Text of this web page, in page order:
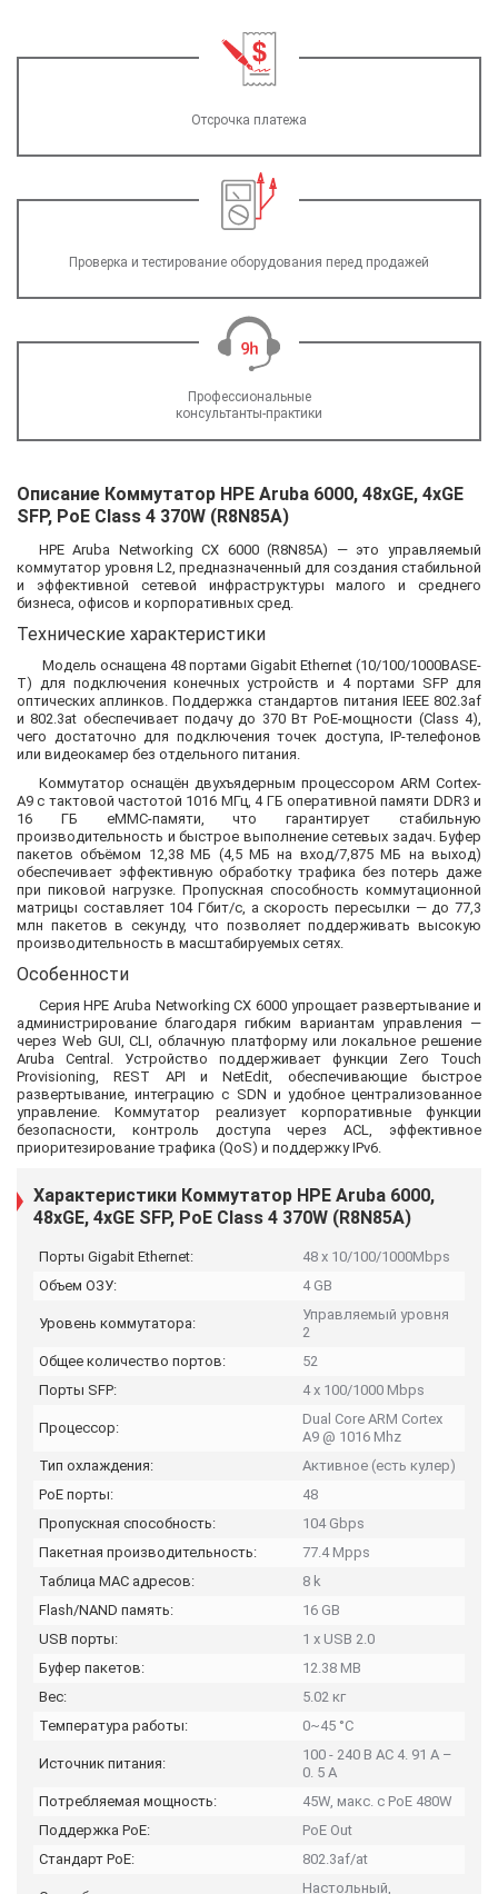
Отсрочка платежа
Проверка и тестирование оборудования перед продажей
Профессиональные
консультанты-практики
Описание Коммутатор HPE Aruba 6000, 48xGE, 4xGE
SFP, PoE Class 4 370W (R8N85A)
HPE Aruba Networking CX 6000 (R8N85A) — это управляемый
коммутатор уровня L2, предназначенный для создания стабильной
и эффективной сетевой инфраструктуры малого и среднего
бизнеса, офисов и корпоративных сред.
Технические характеристики
Модель оснащена 48 портами Gigabit Ethernet (10/100/1000BASE-
T) для подключения конечных устройств и 4 портами SFP для
оптических аплинков. Поддержка стандартов питания IEEE 802.3af
и 802.3at обеспечивает подачу до 370 Вт PoE-мощности (Class 4),
чего достаточно для подключения точек доступа, IP-телефонов
или видеокамер без отдельного питания.
Коммутатор оснащён двухъядерным процессором ARM Cortex-
A9 с тактовой частотой 1016 МГц, 4 ГБ оперативной памяти DDR3 и
16 ГБ eMMC-памяти, что гарантирует стабильную
производительность и быстрое выполнение сетевых задач. Буфер
пакетов объёмом 12,38 МБ (4,5 МБ на вход/7,875 МБ на выход)
обеспечивает эффективную обработку трафика без потерь даже
при пиковой нагрузке. Пропускная способность коммутационной
матрицы составляет 104 Гбит/с, а скорость пересылки — до 77,3
млн пакетов в секунду, что позволяет поддерживать высокую
производительность в масштабируемых сетях.
Особенности
Серия HPE Aruba Networking CX 6000 упрощает развертывание и
администрирование благодаря гибким вариантам управления —
через Web GUI, CLI, облачную платформу или локальное решение
Aruba Central. Устройство поддерживает функции Zero Touch
Provisioning, REST API и NetEdit, обеспечивающие быстрое
развертывание, интеграцию с SDN и удобное централизованное
управление. Коммутатор реализует корпоративные функции
безопасности, контроль доступа через ACL, эффективное
приоритезирование трафика (QoS) и поддержку IPv6.
Характеристики Коммутатор HPE Aruba 6000,
48xGE, 4xGE SFP, PoE Class 4 370W (R8N85A)
Порты Gigabit Ethernet:
48 x 10/100/1000Mbps
Объем ОЗУ:
4 GB
Уровень коммутатора:
Управляемый уровня
2
Общее количество портов:
52
Порты SFP:
4 x 100/1000 Mbps
Процессор:
Dual Core ARM Cortex
A9 @ 1016 Mhz
Тип охлаждения:
Активное (есть кулер)
PoE порты:
48
Пропускная способность:
104 Gbps
Пакетная производительность:
77.4 Mpps
Таблица MAC адресов:
8 k
Flash/NAND память:
16 GB
USB порты:
1 x USB 2.0
Буфер пакетов:
12.38 MB
Вес:
5.02 кг
Температура работы:
0~45 °C
Источник питания:
100 - 240 В AC 4. 91 A –
0. 5 A
Потребляемая мощность:
45W, макс. с PoE 480W
Поддержка PoE:
PoE Out
Стандарт PoE:
802.3af/at
Настольный,